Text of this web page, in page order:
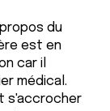
du
est en
car il
médical.
s'accrocher